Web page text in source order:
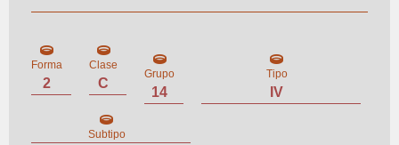
Forma
2
Clase
C
Grupo
14
Tipo
IV
Subtipo